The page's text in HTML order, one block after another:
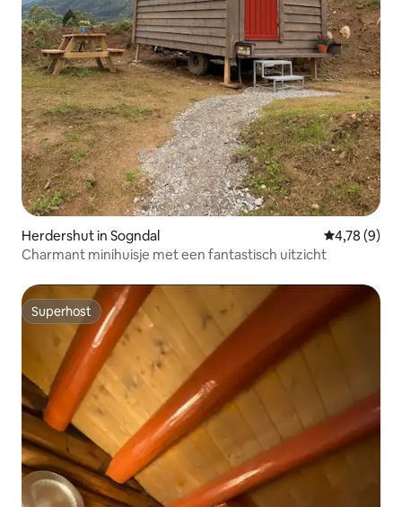
Herdershut in Sogndal
4,78 (9)
Charmant minihuisje met een fantastisch uitzicht
Superhost
Superhost